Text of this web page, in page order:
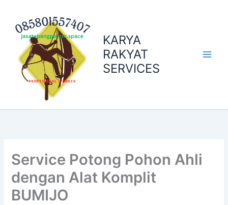
content
KARYA
RAKYAT
SERVICES
Service Potong Pohon Ahli
dengan Alat Komplit
BUMIJO